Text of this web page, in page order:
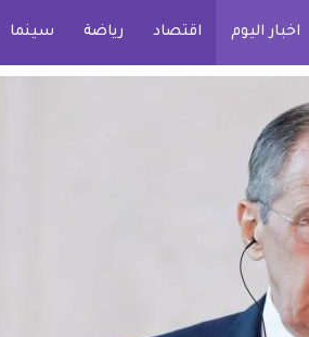
اخبار اليوم اقتصاد رياضة سينما